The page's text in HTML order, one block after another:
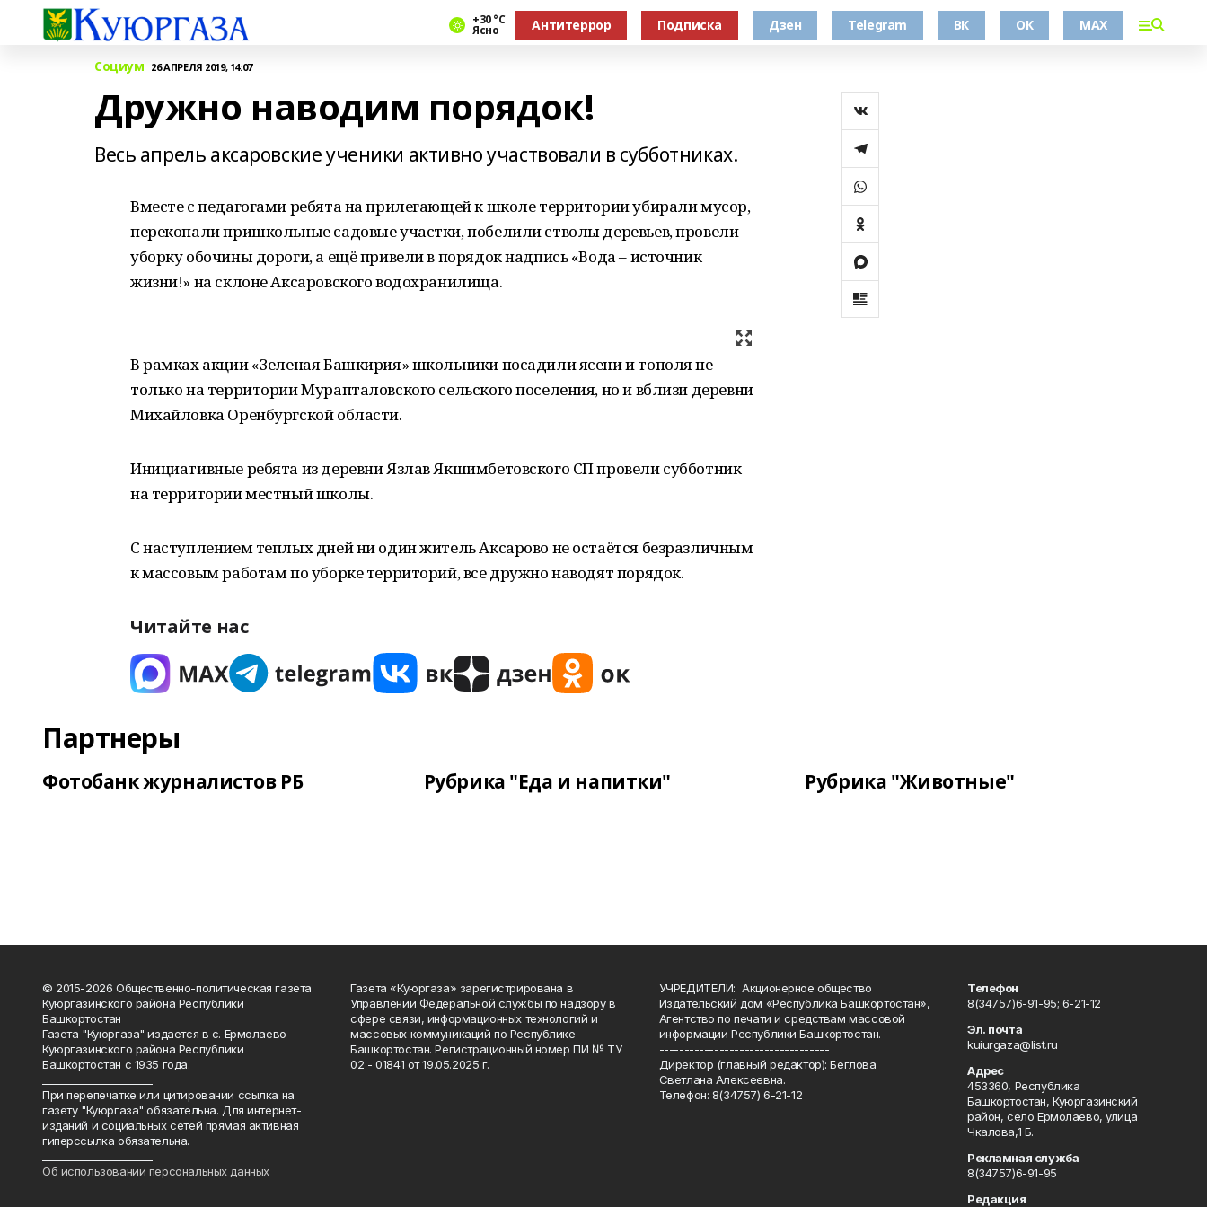
+30 °С
Ясно Антитеррор Подписка Дзен Telegram ВК ОК MAX
Социум 26 АПРЕЛЯ 2019, 14:07
Дружно наводим порядок!
Весь апрель аксаровские ученики активно участвовали в субботниках.
Вместе с педагогами ребята на прилегающей к школе территории убирали мусор,
перекопали пришкольные садовые участки, побелили стволы деревьев, провели
уборку обочины дороги, а ещё привели в порядок надпись «Вода – источник
жизни!» на склоне Аксаровского водохранилища.
В рамках акции «Зеленая Башкирия» школьники посадили ясени и тополя не
только на территории Мурапталовского сельского поселения, но и вблизи деревни
Михайловка Оренбургской области.
Инициативные ребята из деревни Язлав Якшимбетовского СП провели субботник
на территории местный школы.
С наступлением теплых дней ни один житель Аксарово не остаётся безразличным
к массовым работам по уборке территорий, все дружно наводят порядок.
Читайте нас
Партнеры
Фотобанк журналистов РБ Рубрика "Еда и напитки" Рубрика "Животные"
© 2015-2026 Общественно-политическая газета
Куюргазинского района Республики
Башкортостан
Газета "Куюргаза" издается в с. Ермолаево
Куюргазинского района Республики
Башкортостан с 1935 года.
При перепечатке или цитировании ссылка на
газету "Куюргаза" обязательна. Для интернет-
изданий и социальных сетей прямая активная
гиперссылка обязательна.
Об использовании персональных данных
Газета «Куюргаза» зарегистрирована в
Управлении Федеральной службы по надзору в
сфере связи, информационных технологий и
массовых коммуникаций по Республике
Башкортостан. Регистрационный номер ПИ № ТУ
02 - 01841 от 19.05.2025 г.
УЧРЕДИТЕЛИ: Акционерное общество
Издательский дом «Республика Башкортостан»,
Агентство по печати и средствам массовой
информации Республики Башкортостан.
----------------------------------
Директор (главный редактор): Беглова
Светлана Алексеевна.
Телефон: 8(34757) 6-21-12
Телефон
8(34757)6-91-95; 6-21-12
Эл. почта
kuiurgaza@list.ru
Адрес
453360, Республика
Башкортостан, Куюргазинский
район, село Ермолаево, улица
Чкалова,1 Б.
Рекламная служба
8(34757)6-91-95
Редакция